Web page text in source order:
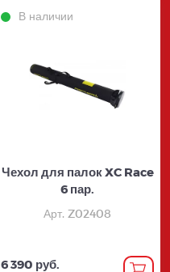
В наличии
Чехол для палок XC Race
6 пар.
Арт. Z02408
6 390 руб.